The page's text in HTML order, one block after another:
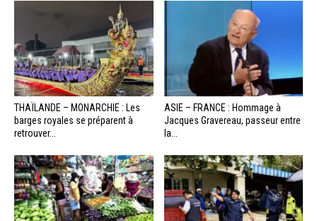
THAÏLANDE – MONARCHIE : Les
barges royales se préparent à
retrouver...
ASIE – FRANCE : Hommage à
Jacques Gravereau, passeur entre
la...